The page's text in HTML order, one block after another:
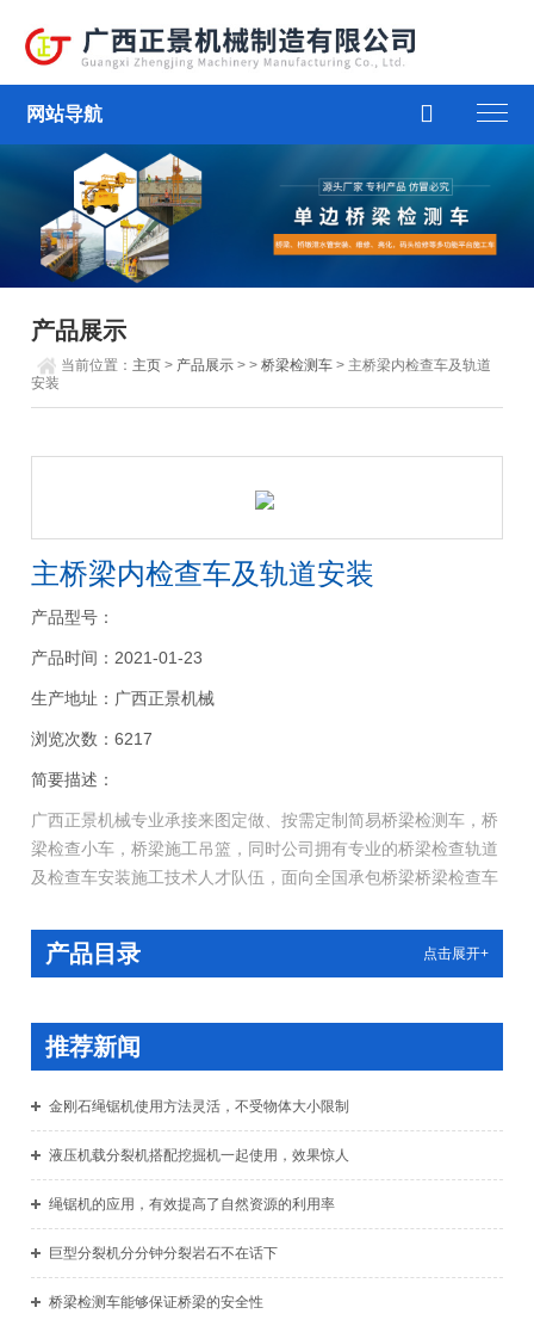
网站导航 
产品展示
当前位置： 主页 > 产品展示 > >桥梁检测车 > 主桥梁内检查车及轨道
安装
主桥梁内检查车及轨道安装
产品型号：
产品时间：2021-01-23
生产地址：广西正景机械
浏览次数：6217
简要描述：
广西正景机械专业承接来图定做、按需定制简易桥梁检测车，桥
梁检查小车，桥梁施工吊篮，同时公司拥有专业的桥梁检查轨道
及检查车安装施工技术人才队伍，面向全国承包桥梁桥梁检查车
梁检查车/桥检车采用悬挂式吊车方案，即走行机构通过钢轮倒
置于工字钢轨道上，车架与走行机构相连，在电机的驱动下运
产品目录 点击展开+
推荐新闻
金刚石绳锯机使用方法灵活，不受物体大小限制
液压机载分裂机搭配挖掘机一起使用，效果惊人
绳锯机的应用，有效提高了自然资源的利用率
巨型分裂机分分钟分裂岩石不在话下
桥梁检测车能够保证桥梁的安全性